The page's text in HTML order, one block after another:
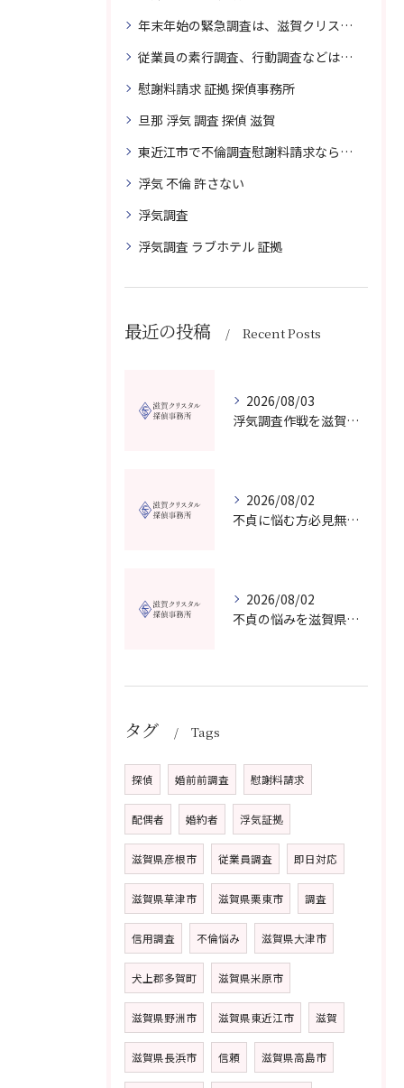
年末年始の緊急調査は、滋賀クリスタル探偵事務所へご相談
従業員の素行調査、行動調査などは、滋賀クリスタル探偵事務所へまずは、ご相談
慰謝料請求 証拠 探偵事務所
旦那 浮気 調査 探偵 滋賀
東近江市で不倫調査慰謝料請求なら滋賀クリスタル探偵事務所へご相談
浮気 不倫 許さない
浮気調査
浮気調査 ラブホテル 証拠
最近の投稿 Recent Posts
2026/08/03
浮気調査作戦を滋賀県で成功させる費用と証拠収集の実践ガイド
2026/08/02
不貞に悩む方必見無料相談対応の探偵事務所は滋賀県高島市でどう選ぶべきか
2026/08/02
不貞の悩みを滋賀県大津市の探偵事務所で無料相談し納得できる解決策を見つける方法
タグ Tags
探偵 婚前前調査 慰謝料請求
配偶者 婚約者 浮気証拠
滋賀県彦根市 従業員調査 即日対応
滋賀県草津市 滋賀県栗東市 調査
信用調査 不倫悩み 滋賀県大津市
犬上郡多賀町 滋賀県米原市
滋賀県野洲市 滋賀県東近江市 滋賀
滋賀県長浜市 信頼 滋賀県高島市